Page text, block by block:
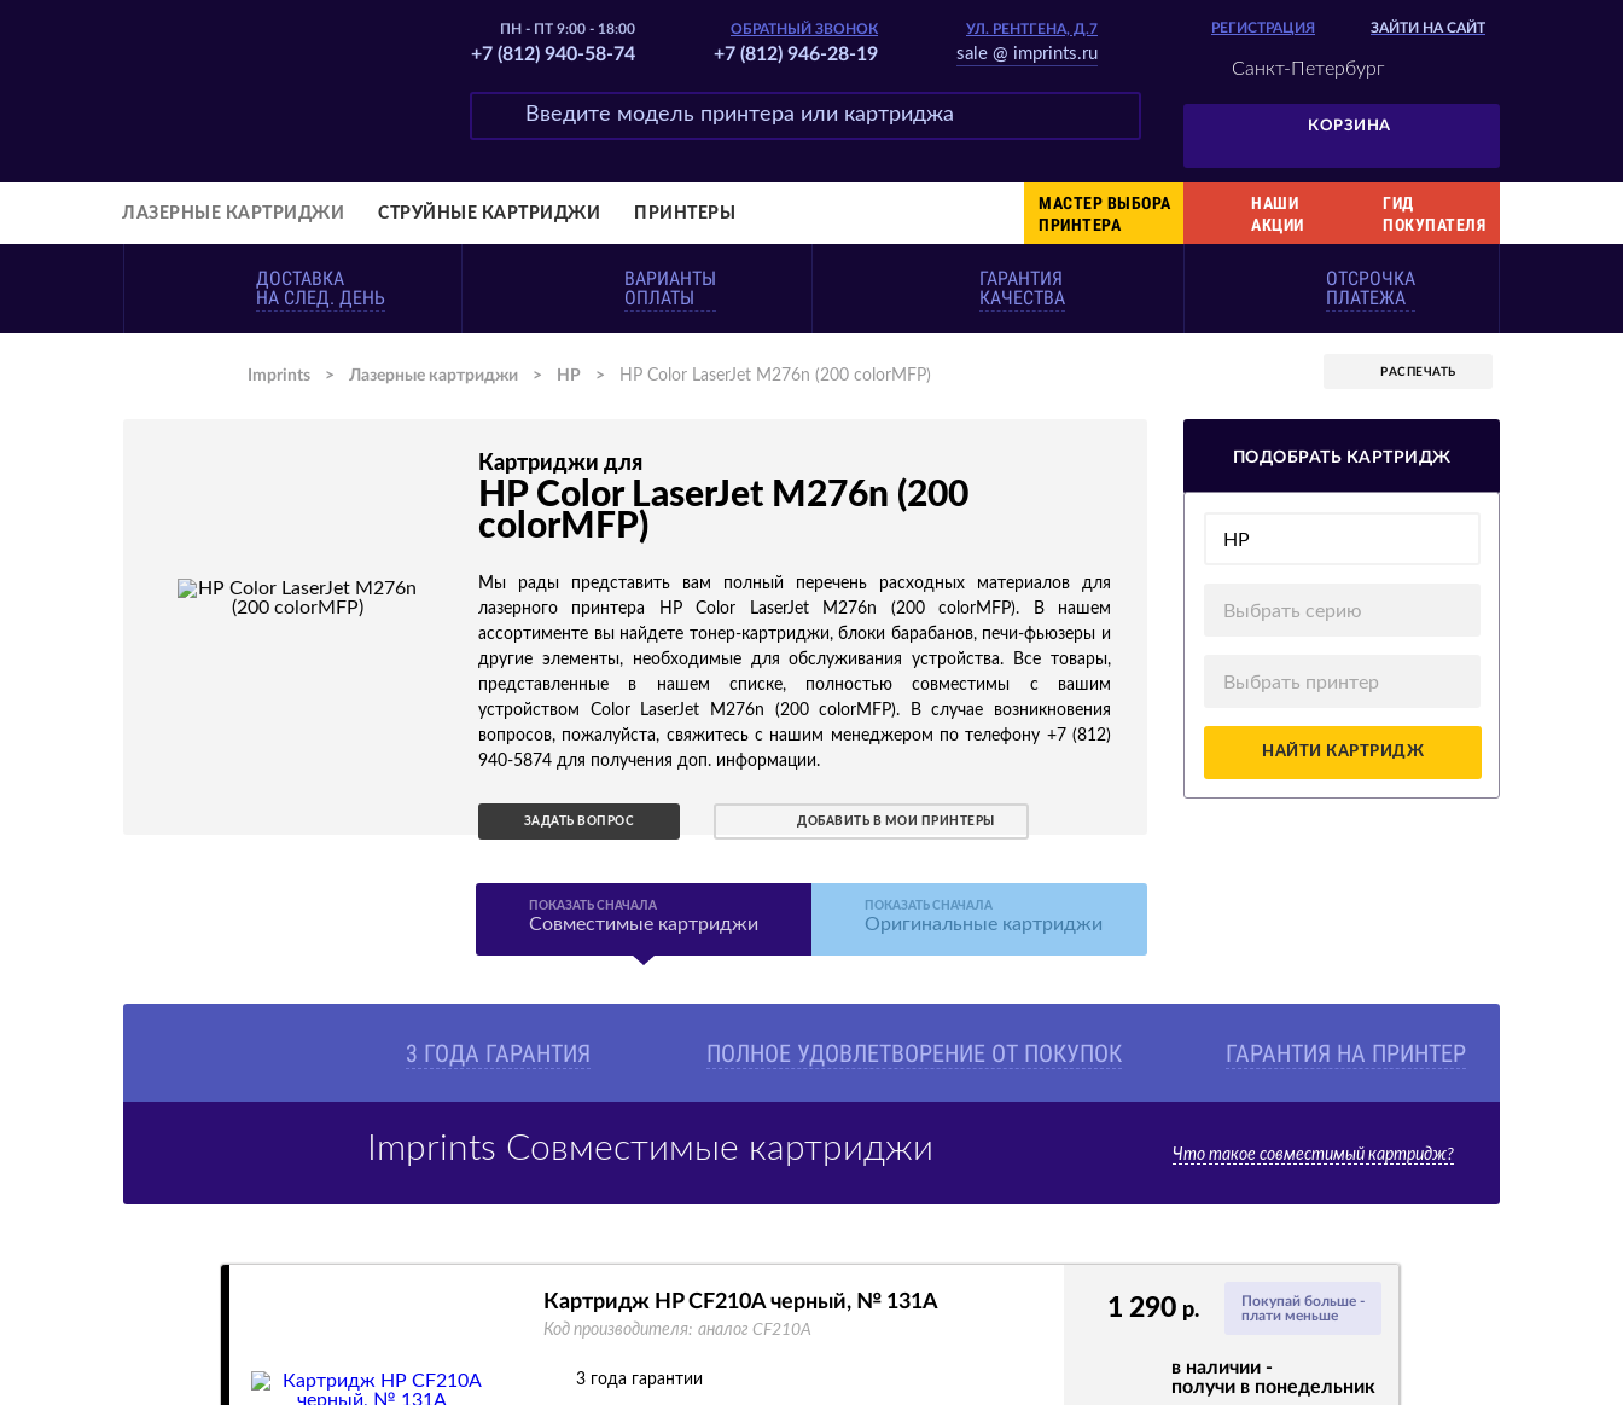
КОРЗИНА
РЕГИСТРАЦИЯ ЗАЙТИ НА САЙТ
Санкт-Петербург
ПН - ПТ 9:00 - 18:00
+7 (812) 940-58-74
ОБРАТНЫЙ ЗВОНОК
+7 (812) 946-28-19
УЛ. РЕНТГЕНА, Д.7
sale @ imprints.ru
НАШИ
АКЦИИ
ГИД
ПОКУПАТЕЛЯ
МАСТЕР ВЫБОРА
ПРИНТЕРА
ЛАЗЕРНЫЕ КАРТРИДЖИ СТРУЙНЫЕ КАРТРИДЖИ ПРИНТЕРЫ
ДОСТАВКА
НА СЛЕД. ДЕНЬ
ВАРИАНТЫ
ОПЛАТЫ
ГАРАНТИЯ
КАЧЕСТВА
ОТСРОЧКА
ПЛАТЕЖА
Imprints > Лазерные картриджи > HP > HP Color LaserJet M276n (200 colorMFP)
Картриджи для
HP Color LaserJet M276n (200
colorMFP)
Мы рады представить вам полный перечень расходных материалов для
лазерного принтера HP Color LaserJet M276n (200 colorMFP). В нашем
ассортименте вы найдете тонер-картриджи, блоки барабанов, печи-фьюзеры и
другие элементы, необходимые для обслуживания устройства. Все товары,
представленные в нашем списке, полностью совместимы с вашим
устройством Color LaserJet M276n (200 colorMFP). В случае возникновения
вопросов, пожалуйста, свяжитесь с нашим менеджером по телефону +7 (812)
940-5874 для получения доп. информации.
ЗАДАТЬ ВОПРОС ДОБАВИТЬ В МОИ ПРИНТЕРЫ
РАСПЕЧАТЬ
ПОДОБРАТЬ КАРТРИДЖ
HP
Выбрать серию
Выбрать принтер
НАЙТИ КАРТРИДЖ
ПОКАЗАТЬ СНАЧАЛА
Совместимые картриджи
ПОКАЗАТЬ СНАЧАЛА
Оригинальные картриджи
3 ГОДА ГАРАНТИЯ ПОЛНОЕ УДОВЛЕТВОРЕНИЕ ОТ ПОКУПОК ГАРАНТИЯ НА ПРИНТЕР
Что такое совместимый картридж?
Imprints Совместимые картриджи
Покупай больше -
плати меньше
1 290 р.
в наличии -
получи в понедельник
Картридж HP CF210A черный, № 131A
Код производителя: аналог CF210A
3 года гарантии